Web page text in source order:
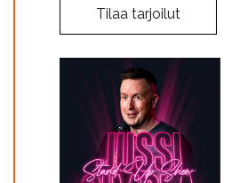
Tilaa tarjoilut